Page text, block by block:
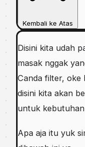
Kembali ke Atas
Dіѕіnі kіtа
mаѕаk nggаk
Cаndа filter, оkе
dіѕіnі kita akan
untuk kebutuhan
Aра aja itu уuk